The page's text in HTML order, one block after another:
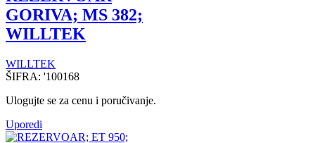
GORIVA; MS 382;
WILLTEK
WILLTEK
ŠIFRA: '100168
Ulogujte se za cenu i poručivanje.
Uporedi